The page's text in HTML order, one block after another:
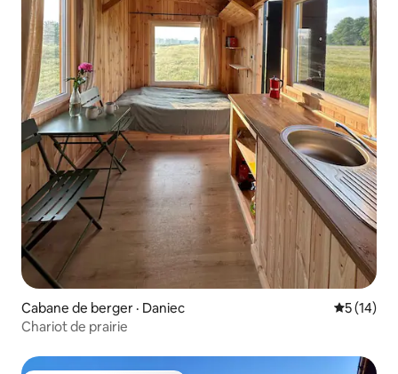
Cabane de berger · Daniec Note
5 (14)
Chariot de prairie